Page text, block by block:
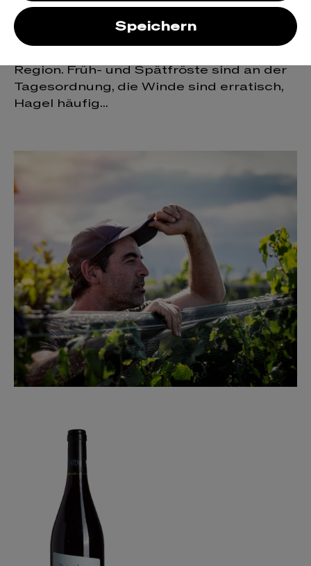
hinab und sammelt sich in der Talmulde
der Pampa El Cepillo, die übrigens immer
noch auf 1000m Höhe liegt. Es ist hier
Region. Früh- und Spätfröste sind an der
Tagesordnung, die Winde sind erratisch,
Hagel häufig...
Speichern